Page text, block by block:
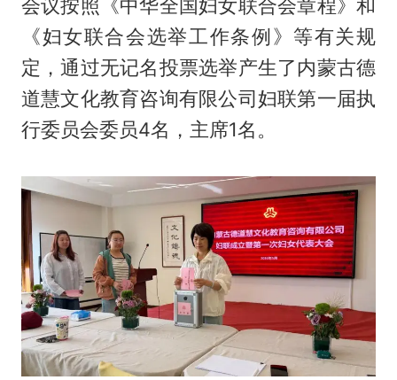
会议按照《中华全国妇女联合会章程》和
《妇女联合会选举工作条例》等有关规
定，通过无记名投票选举产生了内蒙古德
道慧文化教育咨询有限公司妇联第一届执
行委员会委员4名，主席1名。